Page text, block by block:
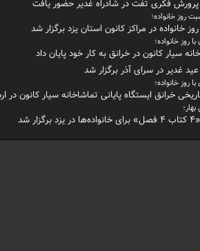
پرورش فکری تفت در شادراه غدیر حضور یافت
روز خانواده؛
خانواده در مراکز کانون استان یزد برگزار شد
روز خانواده؛
سیار کانون در خرانق به کار خود پایان داد
غدیر در سرای آذر برگزار شد
روز خانواده؛
خرانق ایستگاه پایانی تماشاخانه سیار کانون در
شد